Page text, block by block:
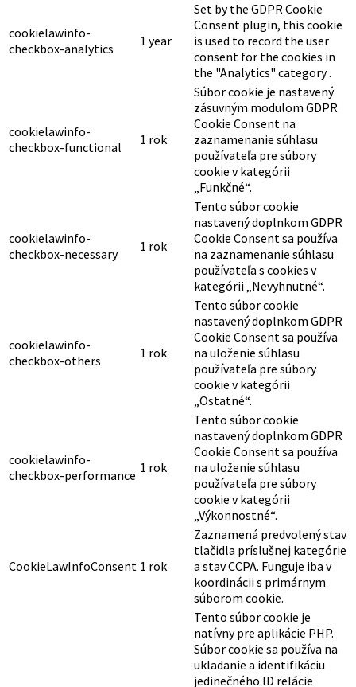
cookielawinfo-
checkbox-analytics
1 year
Set by the GDPR Cookie
Consent plugin, this cookie
is used to record the user
consent for the cookies in
the "Analytics" category .
cookielawinfo-
checkbox-functional
1 rok
Súbor cookie je nastavený
zásuvným modulom GDPR
Cookie Consent na
zaznamenanie súhlasu
používateľa pre súbory
cookie v kategórii
„Funkčné“.
cookielawinfo-
checkbox-necessary
1 rok
Tento súbor cookie
nastavený doplnkom GDPR
Cookie Consent sa používa
na zaznamenanie súhlasu
používateľa s cookies v
kategórii „Nevyhnutné“.
cookielawinfo-
checkbox-others
1 rok
Tento súbor cookie
nastavený doplnkom GDPR
Cookie Consent sa používa
na uloženie súhlasu
používateľa pre súbory
cookie v kategórii
„Ostatné“.
cookielawinfo-
checkbox-performance 1 rok
Tento súbor cookie
nastavený doplnkom GDPR
Cookie Consent sa používa
na uloženie súhlasu
používateľa pre súbory
cookie v kategórii
„Výkonnostné“.
CookieLawInfoConsent 1 rok
Zaznamená predvolený stav
tlačidla príslušnej kategórie
a stav CCPA. Funguje iba v
koordinácii s primárnym
súborom cookie.
Tento súbor cookie je
natívny pre aplikácie PHP.
Súbor cookie sa používa na
ukladanie a identifikáciu
jedinečného ID relácie